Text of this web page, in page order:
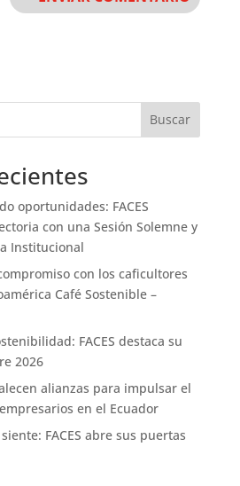
Buscar
oportunidades: FACES
con una Sesión Solemne y
Institucional
con los caficultores
Café Sostenible –
FACES destaca su
2026
alianzas para impulsar el
en el Ecuador
FACES abre sus puertas